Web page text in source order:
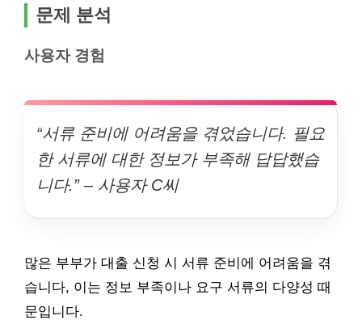
문제 분석
사용자 경험
“서류 준비에 어려움을 겪었습니다. 필요
한 서류에 대한 정보가 부족해 답답했습
니다.” – 사용자 C씨
많은 부부가 대출 신청 시 서류 준비에 어려움을 겪
습니다, 이는 정보 부족이나 요구 서류의 다양성 때
문입니다.